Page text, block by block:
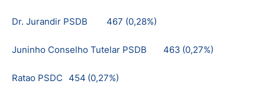
Dr. Jurandir PSDB 467 (0,28%)
Juninho Conselho Tutelar PSDB 463 (0,27%)
Ratao PSDC 454 (0,27%)